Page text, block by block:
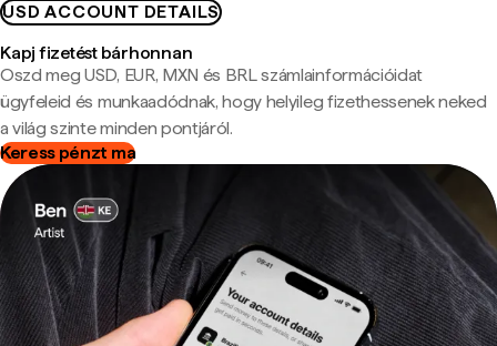
USD ACCOUNT DETAILS
Kapj fizetést bárhonnan
Oszd meg USD, EUR, MXN és BRL számlainformációidat
ügyfeleid és munkaadódnak, hogy helyileg fizethessenek neked
a világ szinte minden pontjáról.
Keress pénzt ma